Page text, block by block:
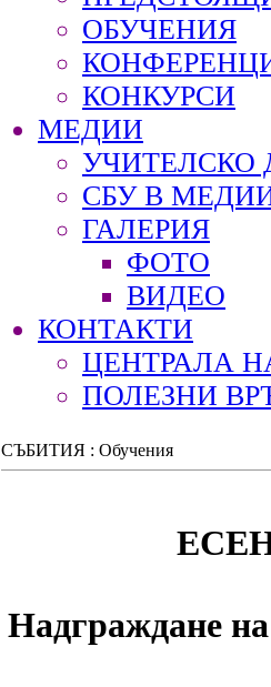
ОБУЧЕНИЯ
КОНКУРСИ
МЕДИИ
УЧИТЕЛСКО
СБУ В
ГАЛЕРИЯ
ФОТО
ВИДЕО
КОНТАКТИ
ЦЕНТРАЛА
ПОЛЕЗНИ
СЪБИТИЯ : Обучения
Надграждане